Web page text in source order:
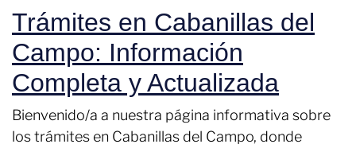
Trámites en Cabanillas del
Campo: Información
Completa y Actualizada
Bienvenido/a a nuestra página informativa sobre
los trámites en Cabanillas del Campo, donde